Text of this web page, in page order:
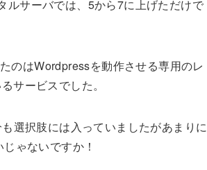
ルサーバでは、5から7に上げただけで
のはWordpressを動作させる専用のレ
サービスでした。
選択肢には入っていましたがあまりに
ゃないですか！